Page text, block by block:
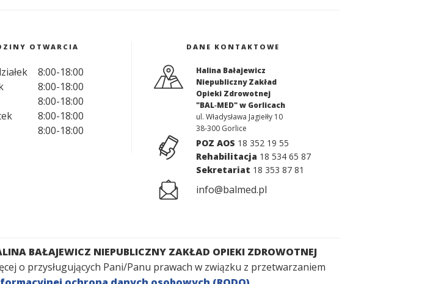
OTWARCIA
8:00-18:00
8:00-18:00
8:00-18:00
8:00-18:00
8:00-18:00
DANE KONTAKTOWE
Halina Bałajewicz
Niepubliczny Zakład
Opieki Zdrowotnej
"BAL‑MED" w Gorlicach
ul. Władysława Jagiełły 10
38‑300 Gorlice
POZ AOS 18 352 19 55
Rehabilitacja 18 534 65 87
Sekretariat 18 353 87 81
info@balmed.pl
BAŁAJEWICZ NIEPUBLICZNY ZAKŁAD OPIEKI ZDROWOTNEJ
o przysługujących Pani/Panu prawach w związku z przetwarzaniem